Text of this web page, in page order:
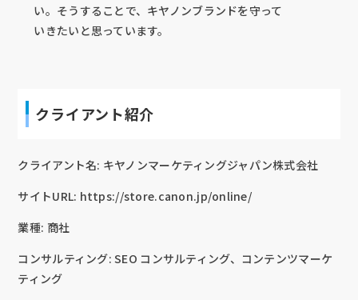
い。そうすることで、キヤノンブランドを守って
いきたいと思っています。
クライアント紹介
クライアント名: キヤノンマーケティングジャパン株式会社
サイトURL: https://store.canon.jp/online/
業種: 商社
コンサルティング: SEO コンサルティング、コンテンツマーケ
ティング